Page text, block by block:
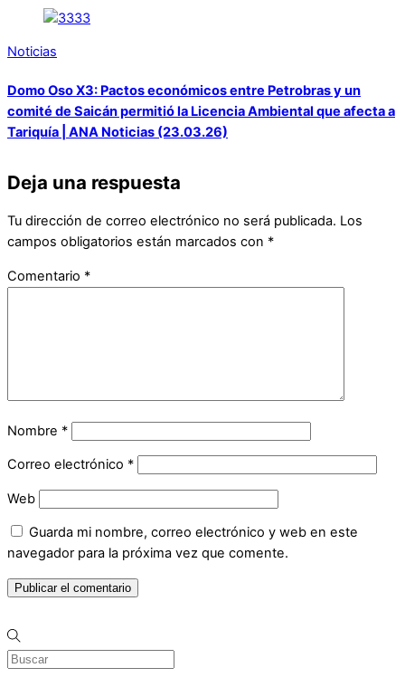
Noticias
Domo Oso X3: Pactos económicos entre Petrobras y un
comité de Saicán permitió la Licencia Ambiental que afecta a
Tariquía | ANA Noticias (23.03.26)
Deja una respuesta
Tu dirección de correo electrónico no será publicada. Los
campos obligatorios están marcados con *
Comentario *
Nombre *
Correo electrónico *
Web
Guarda mi nombre, correo electrónico y web en este
navegador para la próxima vez que comente.